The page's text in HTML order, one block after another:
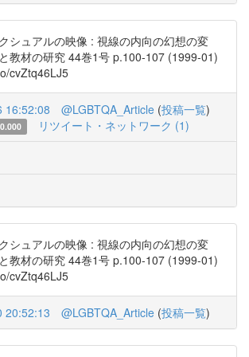
シュアルの映像 : 視線の内向の幻想の変
教材の研究 44巻1号 p.100-107 (1999-01)
cvZtq46LJ5
16:52:08 @LGBTQA_Article (投稿一覧)
0.000 リツイート・ネットワーク (1)
シュアルの映像 : 視線の内向の幻想の変
教材の研究 44巻1号 p.100-107 (1999-01)
cvZtq46LJ5
20:52:13 @LGBTQA_Article (投稿一覧)